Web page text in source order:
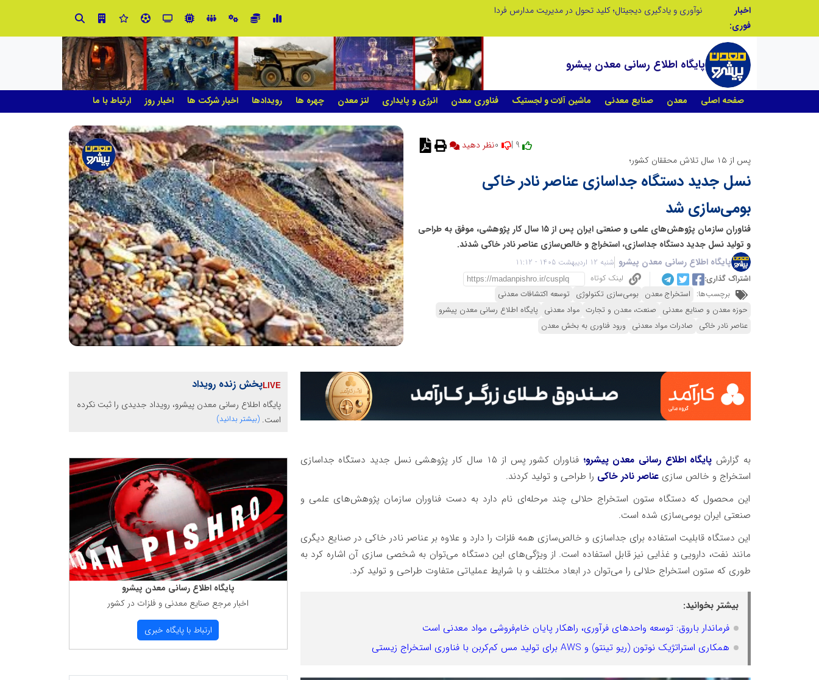
اخبار
فوری:
نوآوری و یادگیری دیجیتال؛ کلید تحول در مدیریت مدارس فردا
پایگاه اطلاع رسانی معدن پیشرو
صفحه اصلی معدن صنایع معدنی ماشین آلات و لجستیک فناوری معدن انرژی و پایداری لنز معدن چهره ها رویدادها اخبار شرکت ها اخبار روز ارتباط با ما
نظر دهید
پس از ۱۵ سال تلاش محققان کشور؛
نسل جدید دستگاه جداسازی عناصر نادر خاکی
بومی‌سازی شد
فناوران سازمان پژوهش‌های علمی و صنعتی ایران پس از ۱۵ سال کار پژوهشی، موفق به طراحی
و تولید نسل جدید دستگاه جداسازی، استخراج و خالص‌سازی عناصر نادر خاکی شدند.
پایگاه اطلاع رسانی معدن پیشرو شنبه 12 اردیبهشت 1405 - 11:12
اشتراک گذاری:
لینک کوتاه
برچسب‌ها: استخراج معدن بومی‌سازی تکنولوژی‌ توسعه اکتشافات معدنی
حوزه معدن و صنایع معدنی صنعت، معدن و تجارت مواد معدنی پایگاه اطلاع رسانی معدن پیشرو
عناصر نادر خاکی صادرات مواد معدنی ورود فناوری به بخش معدن
به گزارش پایگاه اطلاع رسانی معدن پیشرو؛
فناوران کشور پس از ۱۵ سال کار پژوهشی نسل جدید دستگاه جداسازی
استخراج و خالص سازی عناصر نادر خاکی را طراحی و تولید کردند.
این محصول که دستگاه ستون استخراج حلالی چند مرحله‌ای نام دارد به دست فناوران سازمان پژوهش‌های علمی و
صنعتی ایران بومی‌سازی شده است.
این دستگاه قابلیت استفاده برای جداسازی و خالص‌سازی همه فلزات را دارد و علاوه بر عناصر نادر خاکی در صنایع دیگری
مانند نفت، دارویی و غذایی نیز قابل استفاده است. از ویژگی‌های این دستگاه می‌توان به شخصی سازی آن اشاره کرد به
طوری که ستون استخراج حلالی را می‌توان در ابعاد مختلف و با شرایط عملیاتی متفاوت طراحی و تولید کرد.
بیشتر بخوانید:
فرماندار باروق: توسعه واحدهای فرآوری، راهکار پایان خام‌فروشی مواد معدنی است
همکاری استراتژیک نوتون (ریو تینتو) و AWS برای تولید مس کم‌کربن با فناوری استخراج زیستی
پخش زنده رویداد
پایگاه اطلاع رسانی معدن پیشرو، رویداد جدیدی را ثبت نکرده
است. (بیشتر بدانید)
پایگاه اطلاع رسانی معدن پیشرو
اخبار مرجع صنایع معدنی و فلزات در كشور
ارتباط با پایگاه خبری